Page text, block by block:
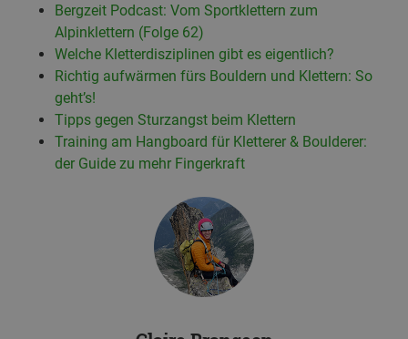
Bergzeit Podcast: Vom Sportklettern zum
Alpinklettern (Folge 62)
Welche Kletterdisziplinen gibt es eigentlich?
Richtig aufwärmen fürs Bouldern und Klettern: So
geht’s!
Tipps gegen Sturzangst beim Klettern
Training am Hangboard für Kletterer & Boulderer:
der Guide zu mehr Fingerkraft